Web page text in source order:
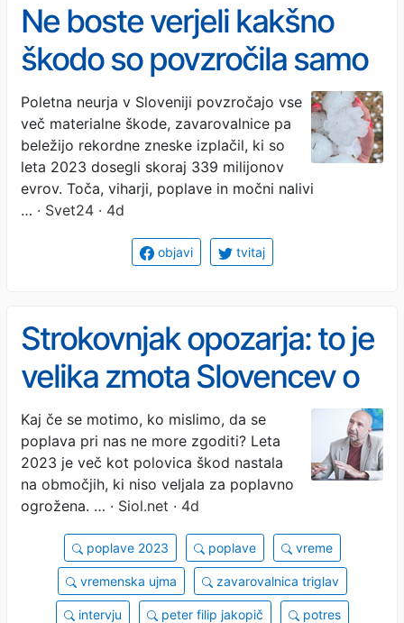
Ne boste verjeli kakšno
škodo so povzročila samo
poletna neurja
Poletna neurja v Sloveniji povzročajo vse
več materialne škode, zavarovalnice pa
beležijo rekordne zneske izplačil, ki so
leta 2023 dosegli skoraj 339 milijonov
evrov. Toča, viharji, poplave in močni nalivi
… · Svet24 · 4d
objavi tvitaj
Strokovnjak opozarja: to je
velika zmota Slovencev o
poplavah #intervju #foto
Kaj če se motimo, ko mislimo, da se
poplava pri nas ne more zgoditi? Leta
2023 je več kot polovica škod nastala
na območjih, ki niso veljala za poplavno
ogrožena. … · Siol.net · 4d
poplave 2023 poplave vreme
vremenska ujma zavarovalnica triglav
intervju peter filip jakopič potres